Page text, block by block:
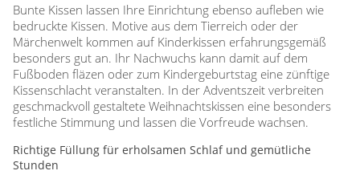
Bunte Kissen lassen Ihre Einrichtung ebenso aufleben wie
bedruckte Kissen. Motive aus dem Tierreich oder der
Märchenwelt kommen auf Kinderkissen erfahrungsgemäß
besonders gut an. Ihr Nachwuchs kann damit auf dem
Fußboden fläzen oder zum Kindergeburtstag eine zünftige
Kissenschlacht veranstalten. In der Adventszeit verbreiten
geschmackvoll gestaltete Weihnachtskissen eine besonders
festliche Stimmung und lassen die Vorfreude wachsen.
Richtige Füllung für erholsamen Schlaf und gemütliche
Stunden